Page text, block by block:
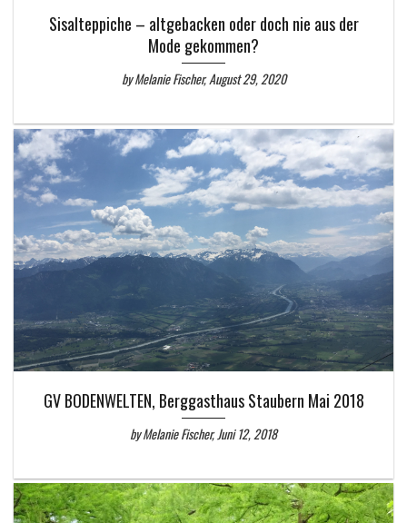
Sisalteppiche – altgebacken oder doch nie aus der
Mode gekommen?
by Melanie Fischer, August 29, 2020
GV BODENWELTEN, Berggasthaus Staubern Mai 2018
by Melanie Fischer, Juni 12, 2018